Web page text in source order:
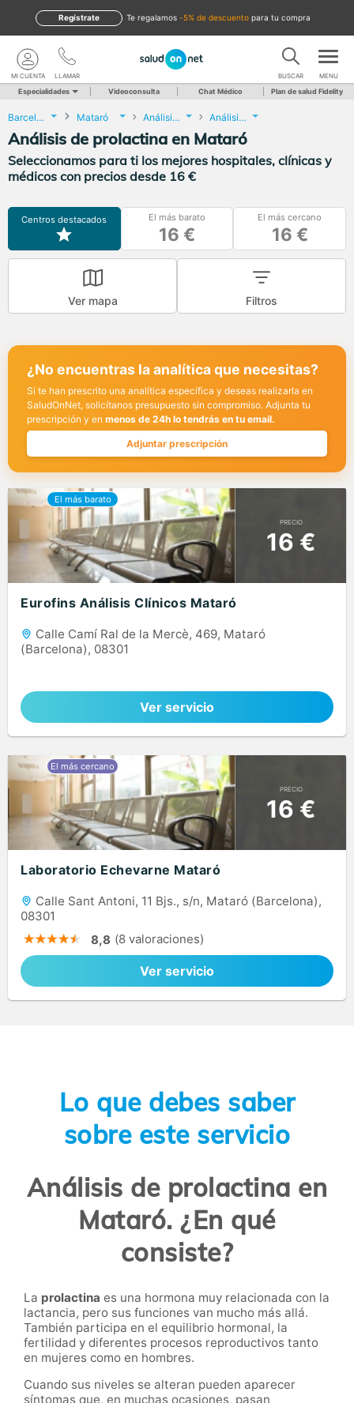
te regalamos -5% de descuento para tu compra
Regístrate
LLAMAR
MI CUENTA BUSCAR MENU
Especialidades Videoconsulta Chat Médico Plan de salud Fidelity
Barcelona Mataró Análisis Clínicos Análisis de prolactina
Análisis de prolactina en Mataró
Seleccionamos para ti los mejores hospitales, clínicas y
médicos con precios desde 16 €
Centros destacados El más barato
16 €
El más cercano
16 €
Ver mapa Filtros
¿No encuentras la analítica que necesitas?
Si te han prescrito una analítica específica y deseas realizarla en
SaludOnNet, solicítanos presupuesto sin compromiso. Adjunta tu
prescripción y en menos de 24h lo tendrás en tu email.
Adjuntar prescripción
PRECIO
16 €
Eurofins Análisis Clínicos Mataró
Calle Camí Ral de la Mercè, 469, Mataró
(Barcelona), 08301
Ver servicio
PRECIO
16 €
Laboratorio Echevarne Mataró
Calle Sant Antoni, 11 Bjs., s/n, Mataró (Barcelona),
08301
8,8 (8 valoraciones)
Ver servicio
Lo que debes saber
sobre este servicio
Análisis de prolactina en
Mataró. ¿En qué
consiste?
La prolactina es una hormona muy relacionada con la
lactancia, pero sus funciones van mucho más allá.
También participa en el equilibrio hormonal, la
fertilidad y diferentes procesos reproductivos tanto
en mujeres como en hombres.
Cuando sus niveles se alteran pueden aparecer
síntomas que, en muchas ocasiones, pasan